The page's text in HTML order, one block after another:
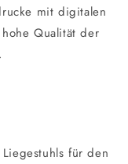
mit digitalen
Qualität der
für den